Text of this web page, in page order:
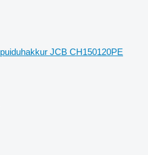
puiduhakkur JCB CH150120PE